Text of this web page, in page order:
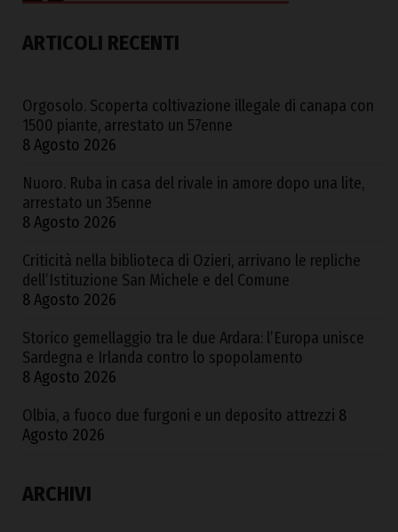
ARTICOLI RECENTI
Orgosolo. Scoperta coltivazione illegale di canapa con
1500 piante, arrestato un 57enne
8 Agosto 2026
Nuoro. Ruba in casa del rivale in amore dopo una lite,
arrestato un 35enne
8 Agosto 2026
Criticità nella biblioteca di Ozieri, arrivano le repliche
dell’Istituzione San Michele e del Comune
8 Agosto 2026
Storico gemellaggio tra le due Ardara: l’Europa unisce
Sardegna e Irlanda contro lo spopolamento
8 Agosto 2026
Olbia, a fuoco due furgoni e un deposito attrezzi 8
Agosto 2026
ARCHIVI